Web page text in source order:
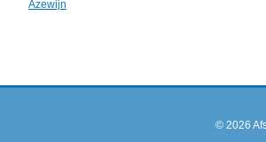
Azewijn
© 2026